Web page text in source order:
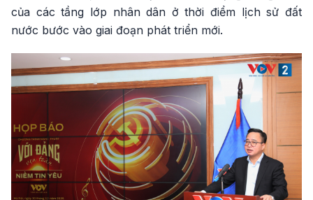
của các tầng lớp nhân dân ở thời điểm lịch sử đất
nước bước vào giai đoạn phát triển mới.